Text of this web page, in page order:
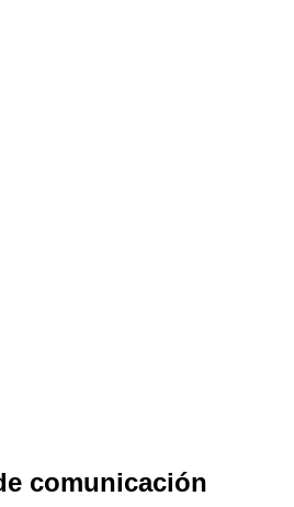
comunicación